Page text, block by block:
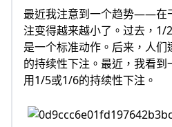
最近我注意到一个趋势——在
注变得越来越小了。过去，1/
是一个标准动作。后来，人
的持续性下注。最近，我看
用1/5或1/6的持续性下注。